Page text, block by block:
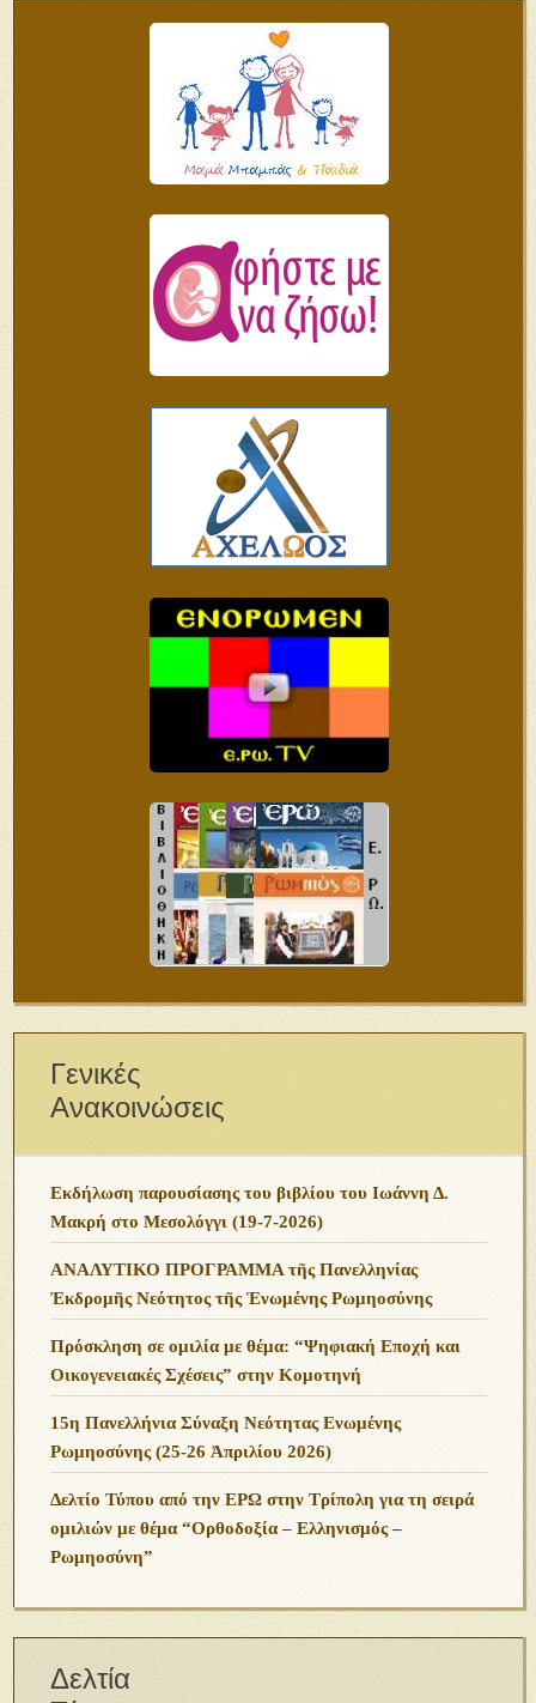
Γενικές
Ανακοινώσεις
Εκδήλωση παρουσίασης του βιβλίου του Ιωάννη Δ.
Μακρή στο Μεσολόγγι (19-7-2026)
ΑΝΑΛΥΤΙΚΟ ΠΡΟΓΡΑΜΜΑ τῆς Πανελληνίας
Ἐκδρομῆς Νεότητος τῆς Ἑνωμένης Ρωμηοσύνης
Πρόσκληση σε ομιλία με θέμα: “Ψηφιακή Εποχή και
Οικογενειακές Σχέσεις” στην Κομοτηνή
15η Πανελλήνια Σύναξη Νεότητας Ενωμένης
Ρωμηοσύνης (25-26 Ἀπριλίου 2026)
Δελτίο Τύπου από την ΕΡΩ στην Τρίπολη για τη σειρά
ομιλιών με θέμα “Ορθοδοξία – Ελληνισμός –
Ρωμηοσύνη”
Δελτία